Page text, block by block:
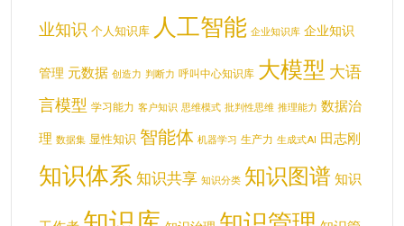
业知识 个人知识库 人工智能 企业知识库 企业知识
管理 元数据 创造力 判断力 呼叫中心知识库 大模型 大语
言模型 学习能力 客户知识 思维模式 批判性思维 推理能力 数据治
理 数据集 显性知识 智能体 机器学习 生产力 生成式AI 田志刚
知识体系 知识共享 知识分类 知识图谱 知识